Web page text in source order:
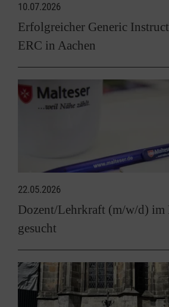
10.07.2026
Erfolgreicher Generic
ERC in Aachen
22.05.2026
Dozent/Lehrkraft (m/w/d) im
gesucht